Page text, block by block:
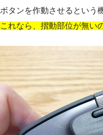
ボタンを作動させるという
これなら、摺動部位が無い